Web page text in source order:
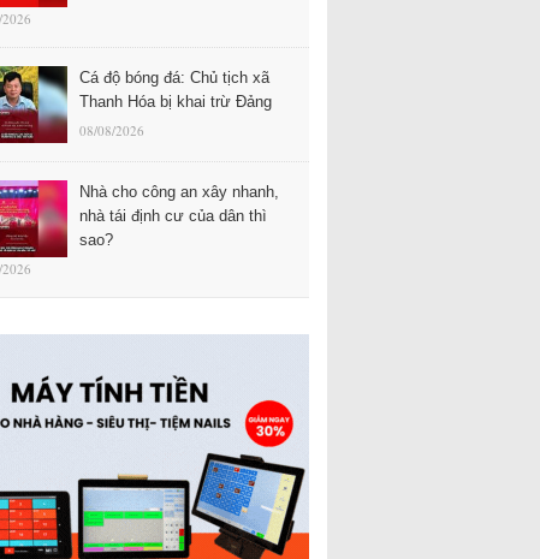
Cá độ bóng đá: Chủ tịch xã
Thanh Hóa bị khai trừ Đảng
08/08/2026
Nhà cho công an xây nhanh,
nhà tái định cư của dân thì
sao?